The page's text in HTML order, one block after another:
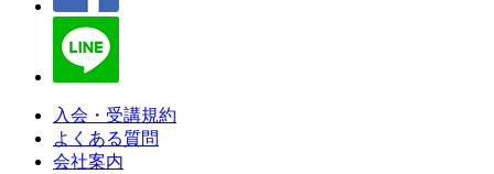
入会・受講規約
よくある質問
会社案内